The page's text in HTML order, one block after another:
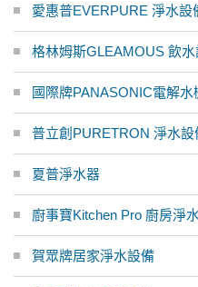
愛惠普EVERPURE 淨水設
格林姆斯GLEAMOUS 飲
國際牌PANASONIC電解水
普立創PURETRON 淨水設
夏普淨水器
廚事寶Kitchen Pro 廚房淨
賀眾牌居家淨水設備